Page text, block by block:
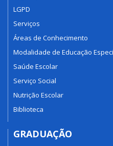
LGPD
Serviços
Áreas de Conhecimento
Modalidade de Educação
Saúde Escolar
Serviço Social
Nutrição Escolar
Biblioteca
GRADUAÇÃO